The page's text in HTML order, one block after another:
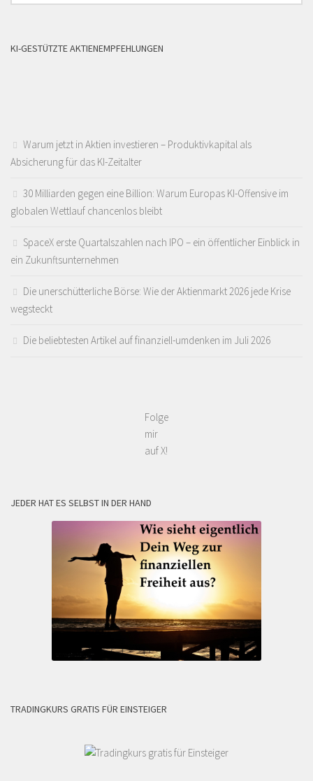
KI-GESTÜTZTE AKTIENEMPFEHLUNGEN
Warum jetzt in Aktien investieren – Produktivkapital als
Absicherung für das KI-Zeitalter
30 Milliarden gegen eine Billion: Warum Europas KI-Offensive im
globalen Wettlauf chancenlos bleibt
SpaceX erste Quartalszahlen nach IPO – ein öffentlicher Einblick in
ein Zukunftsunternehmen
Die unerschütterliche Börse: Wie der Aktienmarkt 2026 jede Krise
wegsteckt
Die beliebtesten Artikel auf finanziell-umdenken im Juli 2026
Folge
mir
auf X!
JEDER HAT ES SELBST IN DER HAND
TRADINGKURS GRATIS FÜR EINSTEIGER